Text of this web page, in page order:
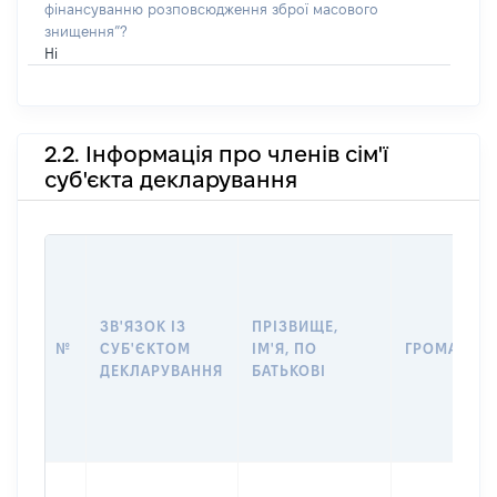
фінансуванню розповсюдження зброї масового
знищення”?
Ні
2.2. Інформація про членів сім'ї
суб'єкта декларування
№
ЗВ'ЯЗОК ІЗ
СУБ'ЄКТОМ
ДЕКЛАРУВАННЯ
ПРІЗВИЩЕ,
ІМ'Я, ПО
БАТЬКОВІ